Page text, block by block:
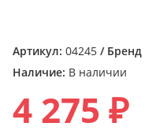
Артикул: 04245 / Бренд
Наличие: В наличии
4 275 ₽